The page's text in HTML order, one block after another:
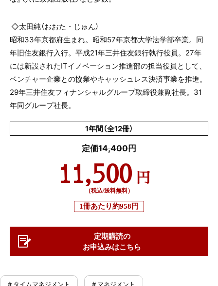
◇太田純（おおた・じゅん）
昭和33年京都府生まれ。昭和57年京都大学法学部卒業。同
年旧住友銀行入行。平成21年三井住友銀行執行役員。 27年
には新設されたITイノベーション推進部の担当役員として、
ベンチャー企業との協業やキャッシュレス決済事業を推進。
29年三井住友フィナンシャルグループ取締役兼副社長。 31
年同グループ社長。
1年間（全12冊）
定価14,400円
11,500 円
（税込/送料無料）
1冊あたり約958円
定期購読の
お申込みはこちら
# タイムマネジメント # マネジメント